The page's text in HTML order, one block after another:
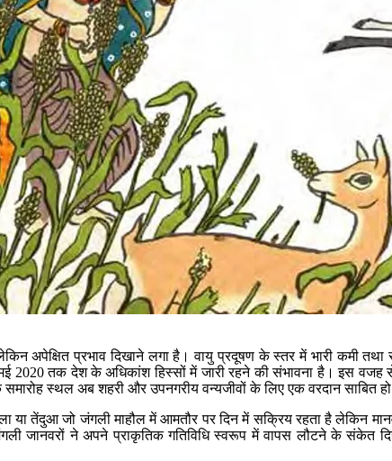
अपेक्षित प्रभाव दिखाने लगा है। वायु प्रदूषण के स्तर में भारी कमी
तक देश के अधिकांश हिस्सों में जारी रहने की संभावना है। इस वजह से
स्थल अब शहरी और उपनगरीय वन्यजीवों के लिए एक वरदान साबित
तेंदुआ जो जंगली माहौल में आमतौर पर दिन में सक्रिय रहता है लेकिन
जानवरों ने अपने प्राकृतिक गतिविधि स्वरूप में वापस लौटने के संकेत